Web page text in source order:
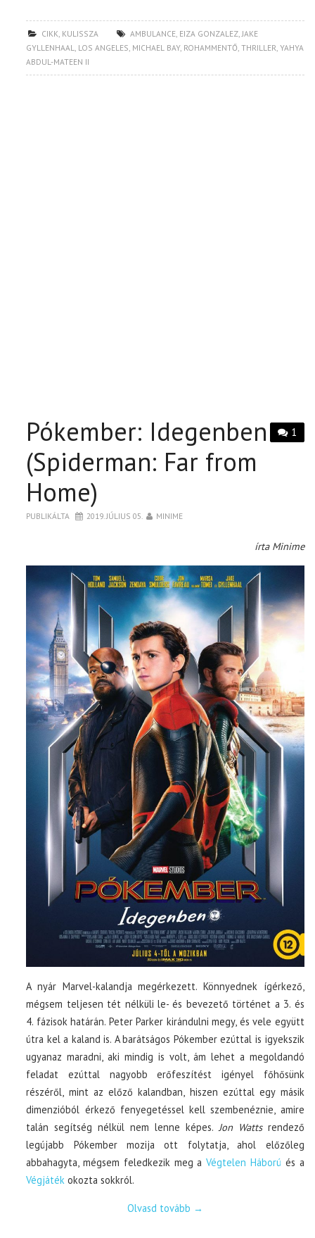
CIKK, KULISSZA AMBULANCE, EIZA GONZALEZ,JAKE
GYLLENHAAL, LOS ANGELES, MICHAEL BAY, ROHAMMENTŐ,THRILLER,YAHYA
ABDUL-MATEEN II
1
Pókember: Idegenben
(Spiderman: Far from
Home)
PUBLIKÁLTA 2019. JÚLIUS 05. MINIME
írta Minime
A nyár Marvel-kalandja megérkezett. Könnyednek ígérkező,
mégsem teljesen tét nélküli le- és bevezető történet a 3. és
4. fázisok határán. Peter Parker kirándulni megy, és vele együtt
útra kel a kaland is. A barátságos Pókember ezúttal is igyekszik
ugyanaz maradni, aki mindig is volt, ám lehet a megoldandó
feladat ezúttal nagyobb erőfeszítést igényel főhősünk
részéről, mint az előző kalandban, hiszen ezúttal egy másik
dimenzióból érkező fenyegetéssel kell szembenéznie, amire
talán segítség nélkül nem lenne képes.Jon Wattsrendező
legújabb Pókember mozija ott folytatja, ahol előzőleg
abbahagyta, mégsem feledkezik meg aVégtelen Háború és a
Végjáték okozta sokkról.
Olvasd tovább →